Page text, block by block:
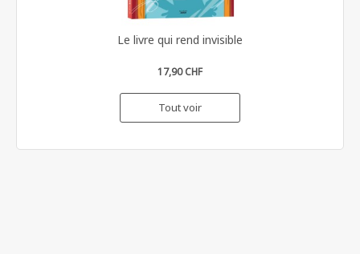
Le livre qui rend invisible
17,90 CHF
Tout voir